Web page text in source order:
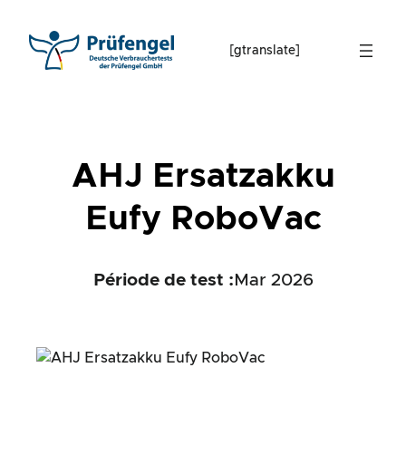
content
[gtranslate]
AHJ Ersatzakku
Eufy RoboVac
Période de test : Mar 2026